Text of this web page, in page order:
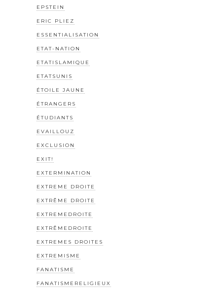
EPSTEIN
ERIC PLIEZ
ESSENTIALISATION
ETAT-NATION
ETATISLAMIQUE
ETATSUNIS
ÉTOILE JAUNE
ÉTRANGERS
ÉTUDIANTS
EVAILLOUZ
EXCLUSION
EXIT!
EXTERMINATION
EXTREME DROITE
EXTRÊME DROITE
EXTREMEDROITE
EXTRÊMEDROITE
EXTREMES DROITES
EXTREMISME
FANATISME
FANATISMERELIGIEUX